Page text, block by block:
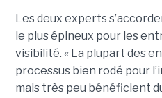
Les deux experts
le plus épineux pour les
visibilité. « La plupart des
processus bien rodé pour
mais très peu bénéficient